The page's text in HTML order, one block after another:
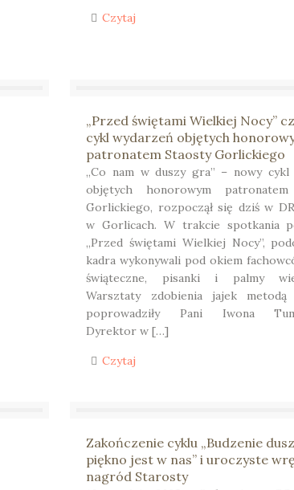
Czytaj
„Przed świętami Wielkiej Nocy”
cykl wydarzeń objętych
patronatem Staosty Gorlickiego
„Co nam w duszy gra” – nowy cykl
objętych honorowym
Gorlickiego, rozpoczął się dziś w
w Gorlicach. W trakcie spotkania
„Przed świętami Wielkiej Nocy”,
kadra wykonywali pod okiem
świąteczne, pisanki i palmy
Warsztaty zdobienia jajek metodą
poprowadziły Pani Iwona
Dyrektor w […]
Czytaj
Zakończenie cyklu „Budzenie
piękno jest w nas” i uroczyste
nagród Starosty